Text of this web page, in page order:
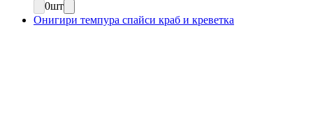
0шт
Онигири темпура спайси краб и креветка